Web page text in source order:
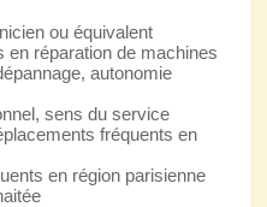
ou équivalent
en réparation de machines
autonomie
sens du service
fréquents en
en région parisienne